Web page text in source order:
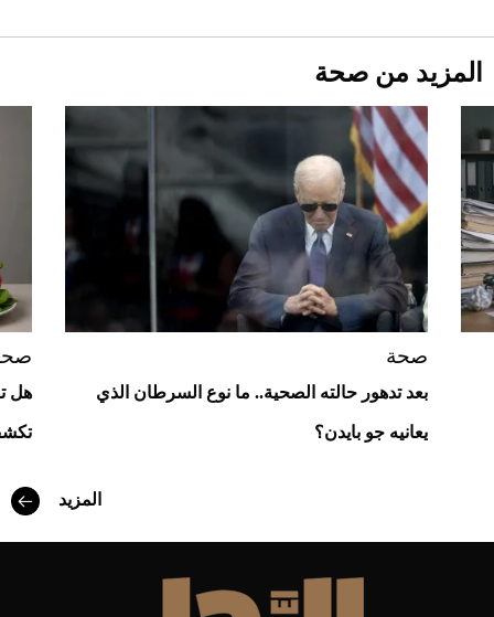
Aston Martin Valiant: على هوى الأبطال
أفضل تدريج للشعر الطويل لإطلالة جريئة وعصرية
المزيد من صحة
صحة
بعد تدهور حالته الصحية.. ما نوع السرطان الذي
يعانيه جو بايدن؟
هل
المزيد